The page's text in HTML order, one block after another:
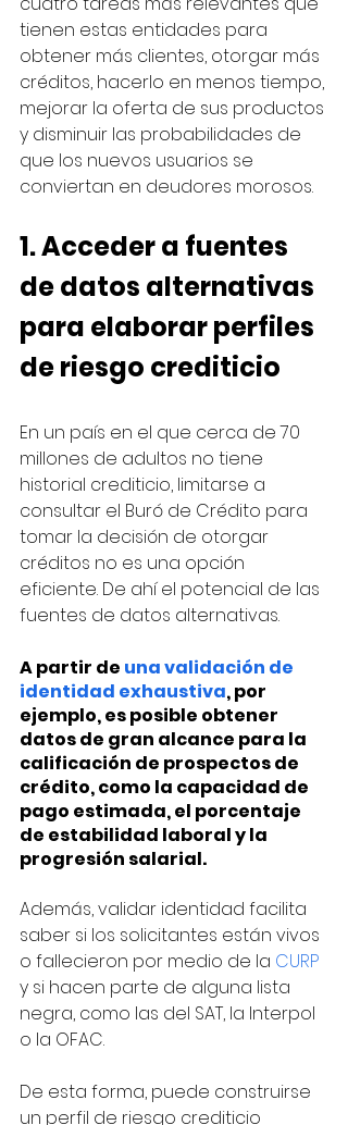
tienen estas entidades para
obtener más clientes, otorgar más
créditos, hacerlo en menos tiempo,
mejorar la oferta de sus productos
y disminuir las probabilidades de
que los nuevos usuarios se
conviertan en deudores morosos.
1. Acceder a fuentes
de datos alternativas
para elaborar perfiles
de riesgo crediticio
En un país en el que cerca de 70
millones de adultos no tiene
historial crediticio, limitarse a
consultar el Buró de Crédito para
tomar la decisión de otorgar
créditos no es una opción
eficiente. De ahí el potencial de las
fuentes de datos alternativas.
A partir de una validación de
identidad exhaustiva, por
ejemplo, es posible obtener
datos de gran alcance para la
calificación de prospectos de
crédito, como la capacidad de
pago estimada, el porcentaje
de estabilidad laboral y la
progresión salarial.
Además, validar identidad facilita
saber si los solicitantes están vivos
o fallecieron por medio de la CURP
y si hacen parte de alguna lista
negra, como las del SAT, la Interpol
o la OFAC.
De esta forma, puede construirse
un perfil de riesgo crediticio